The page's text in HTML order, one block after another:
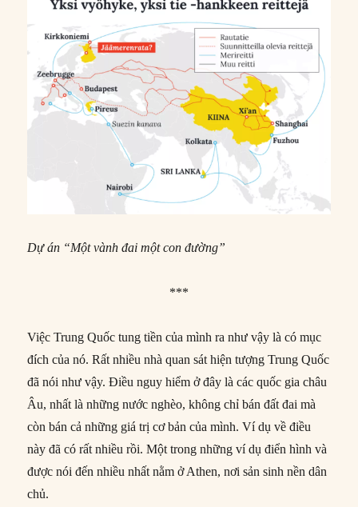
Dự án “Một vành đai một con đường”
***
Việc Trung Quốc tung tiền của mình ra như vậy là có mục
đích của nó. Rất nhiều nhà quan sát hiện tượng Trung Quốc
đã nói như vậy. Điều nguy hiểm ở đây là các quốc gia châu
Âu, nhất là những nước nghèo, không chỉ bán đất đai mà
còn bán cả những giá trị cơ bản của mình. Ví dụ về điều
này đã có rất nhiều rồi. Một trong những ví dụ điển hình và
được nói đến nhiều nhất nằm ở Athen, nơi sản sinh nền dân
chủ.